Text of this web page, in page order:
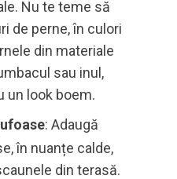
Nu te teme să
de perne, în culori
din materiale
sau inul,
un look boem.
: Adaugă
în nuanțe calde,
din terasă.